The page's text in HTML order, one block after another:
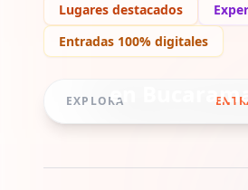
Lugares destacados
Entradas 100% digitales
Lugares y
en
EXPLORA